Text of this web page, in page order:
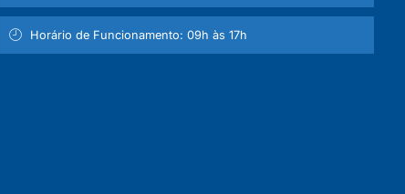
Horário de Funcionamento: 09h às 17h